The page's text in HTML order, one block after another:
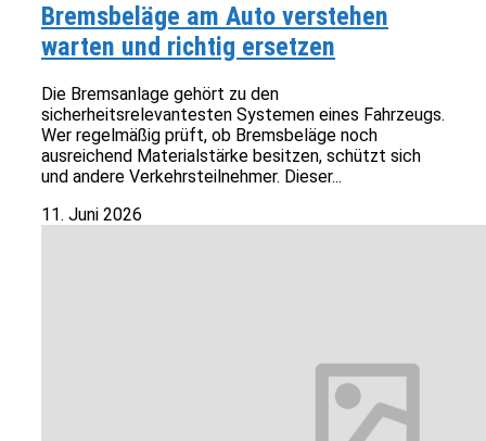
Bremsbeläge am Auto verstehen
warten und richtig ersetzen
Die Bremsanlage gehört zu den
sicherheitsrelevantesten Systemen eines Fahrzeugs.
Wer regelmäßig prüft, ob Bremsbeläge noch
ausreichend Materialstärke besitzen, schützt sich
und andere Verkehrsteilnehmer. Dieser...
11. Juni 2026